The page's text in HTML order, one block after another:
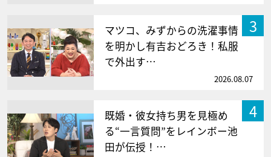
3
マツコ、みずからの洗濯事情
を明かし有吉おどろき！私服
で外出す…
2026.08.07
4
既婚・彼女持ち男を見極め
る“一言質問”をレインボー池
田が伝授！…